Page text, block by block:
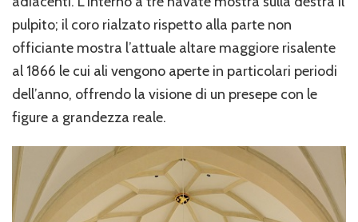
pulpito; il coro rialzato rispetto alla parte non
officiante mostra l’attuale altare maggiore risalente
al 1866 le cui ali vengono aperte in particolari periodi
dell’anno, offrendo la visione di un presepe con le
figure a grandezza reale.